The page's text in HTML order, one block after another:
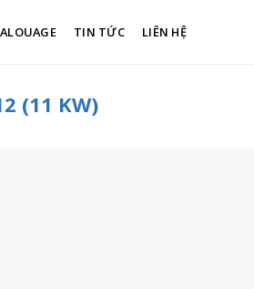
TIN TỨC LIÊN HỆ
(11 KW)